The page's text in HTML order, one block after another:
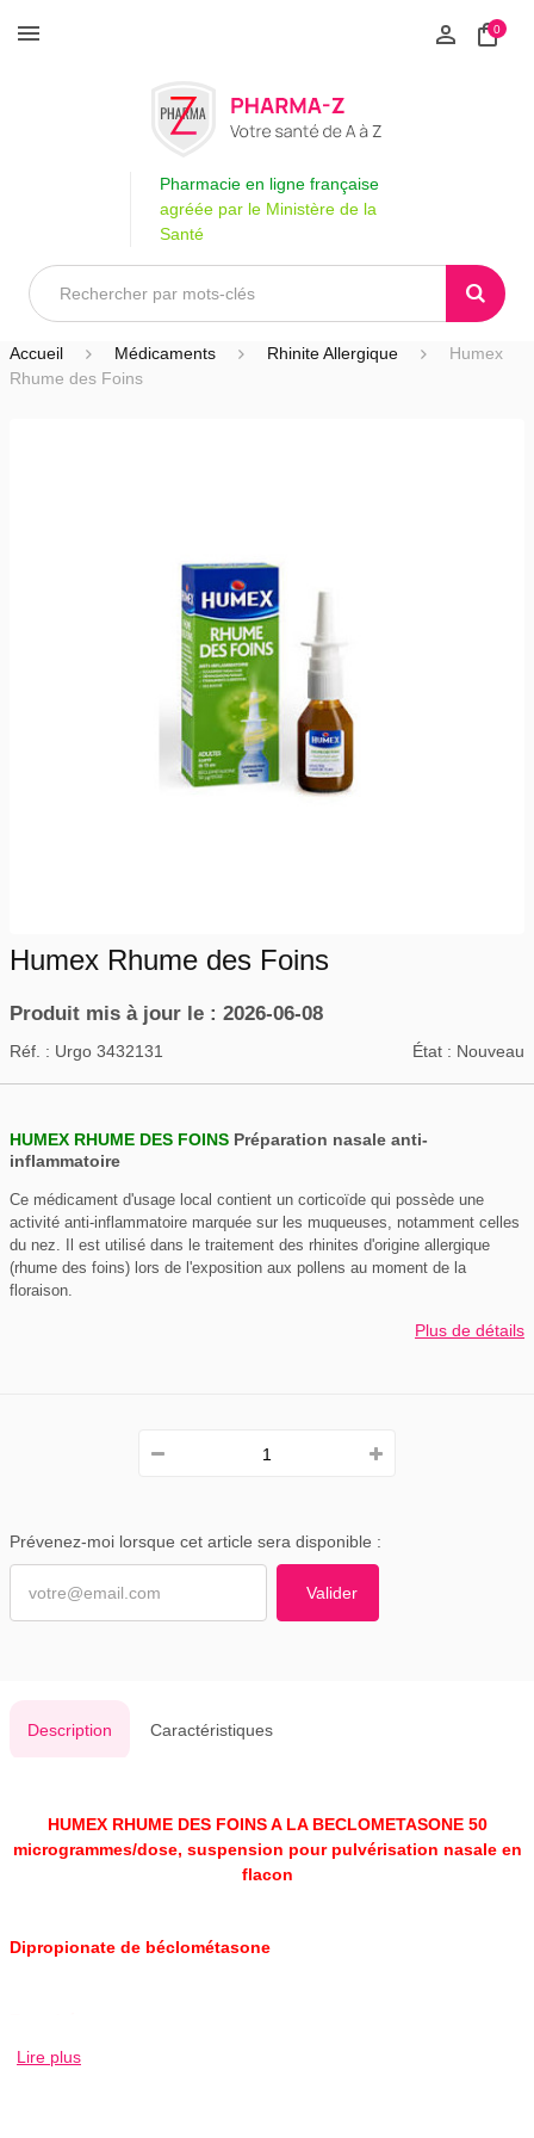
0
Pharmacie en ligne française
agréée par le Ministère de la
Santé
Accueil Médicaments Rhinite Allergique
Humex
Rhume des Foins
Humex Rhume des Foins
Produit mis à jour le : 2026-06-08
Réf. : Urgo 3432131 État : Nouveau
HUMEX RHUME DES FOINS Préparation nasale anti-
inflammatoire
Ce médicament d'usage local contient un corticoïde qui possède une
activité anti-inflammatoire marquée sur les muqueuses, notamment celles
du nez. Il est utilisé dans le traitement des rhinites d'origine allergique
(rhume des foins) lors de l'exposition aux pollens au moment de la
floraison.
Plus de détails
Prévenez-moi lorsque cet article sera disponible :
Valider
Description Caractéristiques
HUMEX RHUME DES FOINS A LA BECLOMETASONE 50
microgrammes/dose, suspension pour pulvérisation nasale en
flacon
Dipropionate de béclométasone
Lire plus